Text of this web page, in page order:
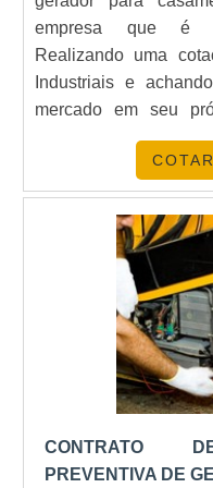
empresa que é
Realizando uma
Industriais e
mercado em seu
Quando o desejo é
para casamento, com
da Kiyoshi
agilidade nos
INFORMAÇÕES
GERADOR PARA
Geradores foca seus
parceiros uma
qualidade e
manutenção
aluguel de geradores
perder o foco em
casamento,
CONTRATO
PREVENTIVA DE